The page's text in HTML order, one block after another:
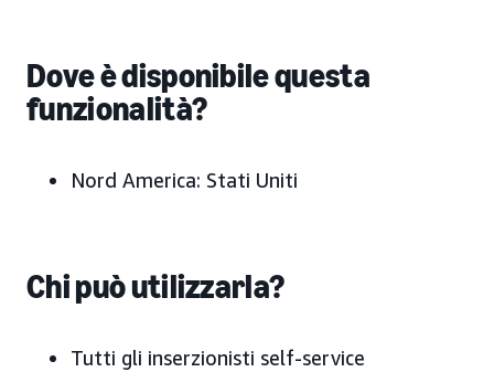
Dove è disponibile questa
funzionalità?
Nord America: Stati Uniti
Chi può utilizzarla?
Tutti gli inserzionisti self-service